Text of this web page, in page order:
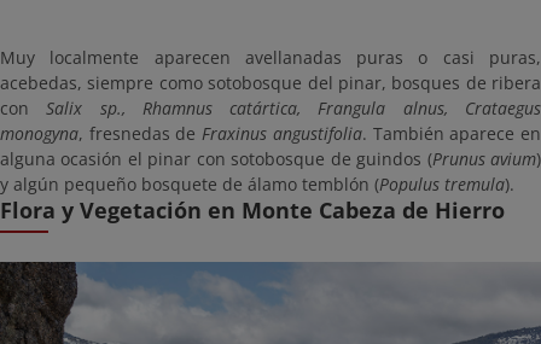
Muy localmente aparecen avellanadas puras o casi puras,
acebedas, siempre como sotobosque del pinar, bosques de ribera
conSalix sp., Rhamnus catártica, Frangula alnus, Crataegus
monogyna, fresnedas deFraxinus angustifolia. También aparece en
alguna ocasión el pinar con sotobosque de guindos (Prunus avium)
y algún pequeño bosquete de álamo temblón (Populus tremula).
Flora y Vegetación en Monte Cabeza de Hierro